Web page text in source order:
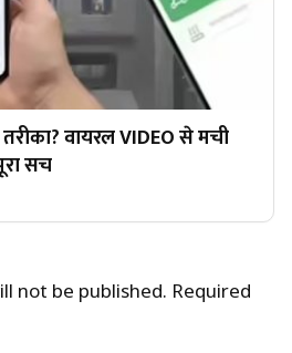
वायरल VIDEO से मची
सच
not be published. Required